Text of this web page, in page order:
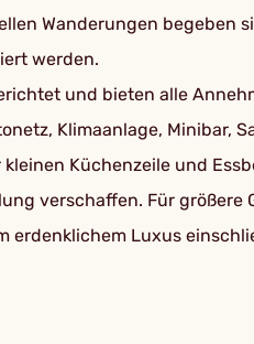
Wanderungen begeben
werden.
und bieten alle
Klimaanlage, Minibar,
Küchenzeile und
verschaffen. Für größere
Luxus